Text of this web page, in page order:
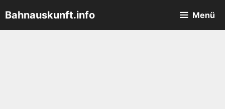
Inhalt
springen
Bahnauskunft.info Menü